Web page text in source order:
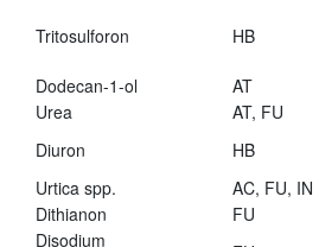
Tritosulforon HB
Dodecan-1-ol
AT
Urea
AT, FU
Diuron
HB
Urtica spp.
AC, FU, IN
Dithianon
FU
Disodium